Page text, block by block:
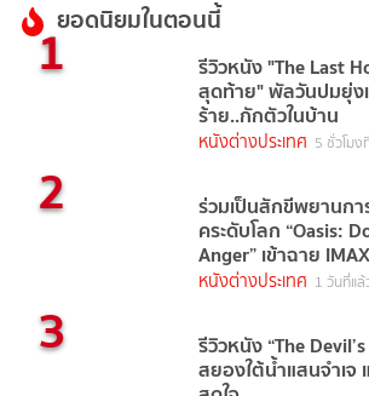
ยอดนิยมในตอนนี้
1 รีวิวหนัง "The Last
สุดท้าย" พัลวันปมยุ่
ร้าย..กักตัวในบ้าน
หนังต่างประเทศ 5 ชั่วโมง
2 ร่วมเป็นสักขีพยานก
คระดับโลก “Oasis:
Anger” เข้าฉาย
หนังต่างประเทศ 1 วันที่แล้
3 รีวิวหนัง “The
สยองใต้น้ำแสนจำเจ